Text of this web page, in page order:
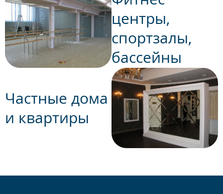
центры,
спортзалы,
бассейны
Частные дома
и квартиры